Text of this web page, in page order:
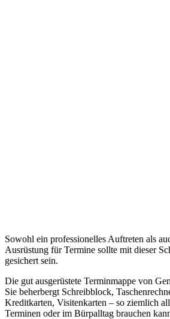
Sowohl ein professionelles Auftreten als
Ausrüstung für Termine sollte mit dieser
gesichert sein.
Die gut ausgerüstete Terminmappe von
Sie beherbergt Schreibblock,
Kreditkarten, Visitenkarten – so ziemlich
Terminen oder im Bürpalltag brauchen